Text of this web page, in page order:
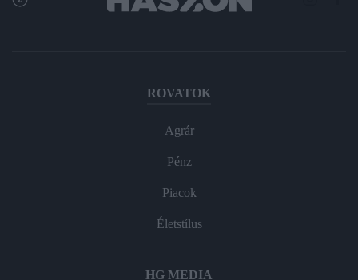
ROVATOK
Agrár
Pénz
Piacok
Életstílus
HG MEDIA